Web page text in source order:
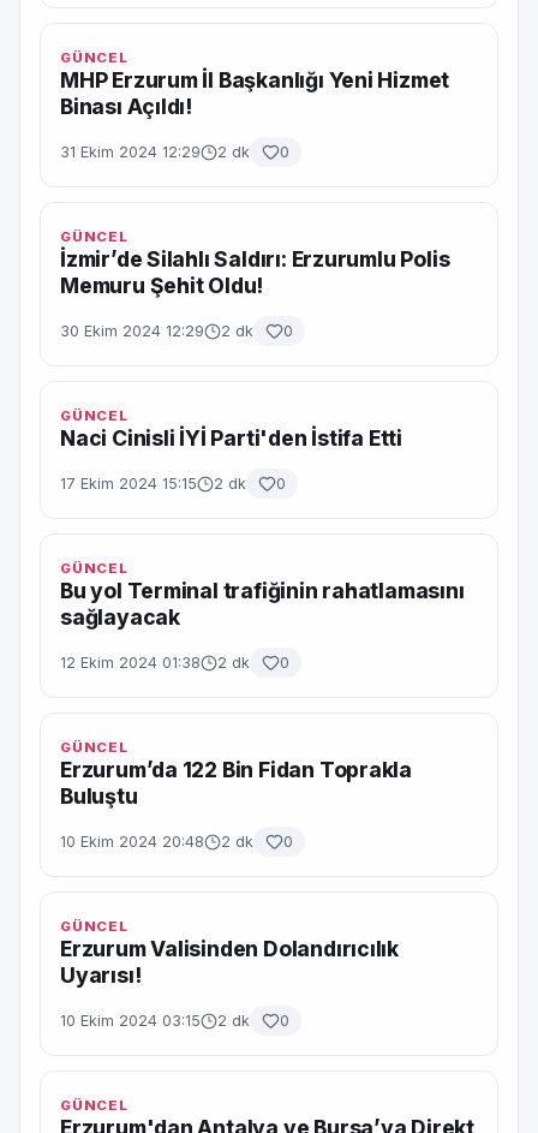
GÜNCEL
MHP Erzurum İl Başkanlığı Yeni Hizmet
Binası Açıldı!
31 Ekim 2024 12:29 2 dk 0
GÜNCEL
İzmir’de Silahlı Saldırı: Erzurumlu Polis
Memuru Şehit Oldu!
30 Ekim 2024 12:29 2 dk 0
GÜNCEL
Naci Cinisli İYİ Parti'den İstifa Etti
17 Ekim 2024 15:15 2 dk 0
GÜNCEL
Bu yol Terminal trafiğinin rahatlamasını
sağlayacak
12 Ekim 2024 01:38 2 dk 0
GÜNCEL
Erzurum’da 122 Bin Fidan Toprakla
Buluştu
10 Ekim 2024 20:48 2 dk 0
GÜNCEL
Erzurum Valisinden Dolandırıcılık
Uyarısı!
10 Ekim 2024 03:15 2 dk 0
GÜNCEL
Erzurum'dan Antalya ve Bursa’ya Direkt